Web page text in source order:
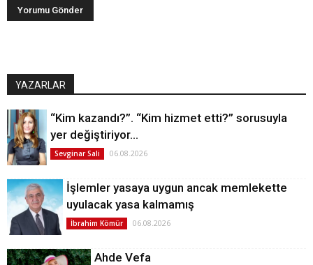
YAZARLAR
“Kim kazandı?”. “Kim hizmet etti?” sorusuyla
yer değiştiriyor…
Sevginar Sali 06.08.2026
İşlemler yasaya uygun ancak memlekette
uyulacak yasa kalmamış
İbrahim Kömür 06.08.2026
Ahde Vefa